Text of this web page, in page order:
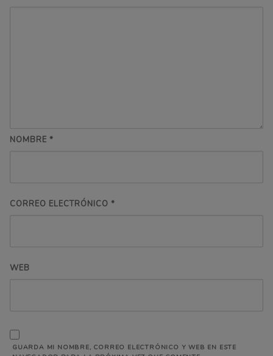
NOMBRE *
CORREO ELECTRÓNICO *
WEB
GUARDA MI NOMBRE, CORREO ELECTRÓNICO Y WEB EN ESTE